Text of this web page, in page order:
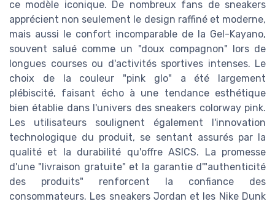
ce modèle iconique. De nombreux fans de sneakers
apprécient non seulement le design raffiné et moderne,
mais aussi le confort incomparable de la Gel-Kayano,
souvent salué comme un "doux compagnon" lors de
longues courses ou d'activités sportives intenses. Le
choix de la couleur "pink glo" a été largement
plébiscité, faisant écho à une tendance esthétique
bien établie dans l'univers des sneakers colorway pink.
Les utilisateurs soulignent également l'innovation
technologique du produit, se sentant assurés par la
qualité et la durabilité qu'offre ASICS. La promesse
d'une "livraison gratuite" et la garantie d'"authenticité
des produits" renforcent la confiance des
consommateurs. Les sneakers Jordan et les Nike Dunk